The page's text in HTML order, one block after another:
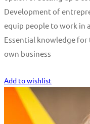
Development of
equip people to work in
Essential knowledge
own business
Add to wishlist